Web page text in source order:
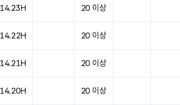
14.23H 20 이상
14.22H 20 이상
14.21H 20 이상
14.20H 20 이상